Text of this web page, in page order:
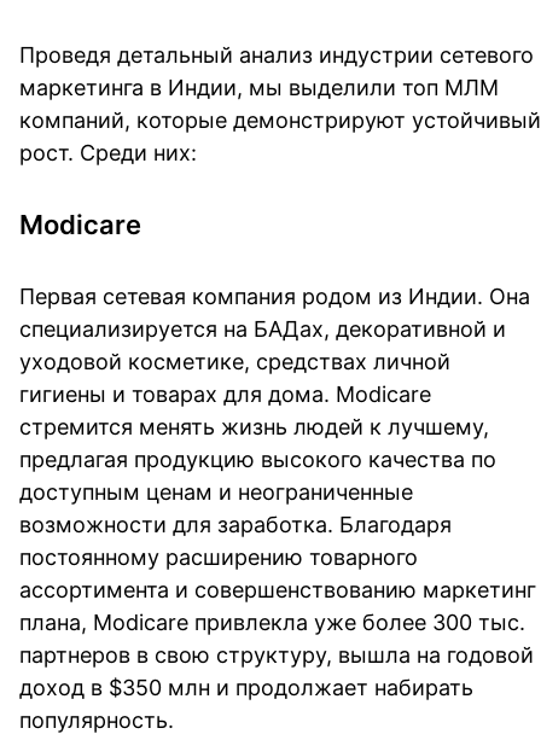
Проведя детальный анализ индустрии сетевого
маркетинга в Индии, мы выделили топ МЛМ
компаний, которые демонстрируют устойчивый
рост. Среди них:
Modicare
Первая сетевая компания родом из Индии. Она
специализируется на БАДах, декоративной и
уходовой косметике, средствах личной
гигиены и товарах для дома. Modicare
стремится менять жизнь людей к лучшему,
предлагая продукцию высокого качества по
доступным ценам и неограниченные
возможности для заработка. Благодаря
постоянному расширению товарного
ассортимента и совершенствованию маркетинг
плана, Modicare привлекла уже более 300 тыс.
партнеров в свою структуру, вышла на годовой
доход в $350 млн и продолжает набирать
популярность.